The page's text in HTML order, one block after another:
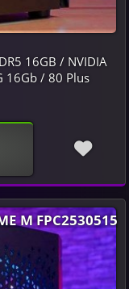
16GB / NVIDIA
16Gb / 80 Plus
M FPC2530515